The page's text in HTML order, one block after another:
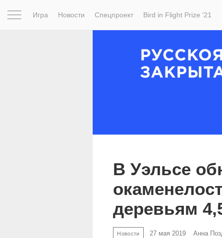
Игра Новости Спецпроект Bird in Flight Prize ‘21
В Уэльсе
деревьям
Новости 27 мая 2019 Анна